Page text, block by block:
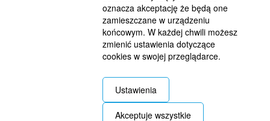
oznacza akceptację że będą one
zamieszczane w urządzeniu
końcowym. W każdej chwili możesz
zmienić ustawienia dotyczące
cookies w swojej przeglądarce.
Ustawienia
Akceptuje wszystkie
© 2015 BY : FUTBOL.PL. ALL RIGHTS RESERVED.